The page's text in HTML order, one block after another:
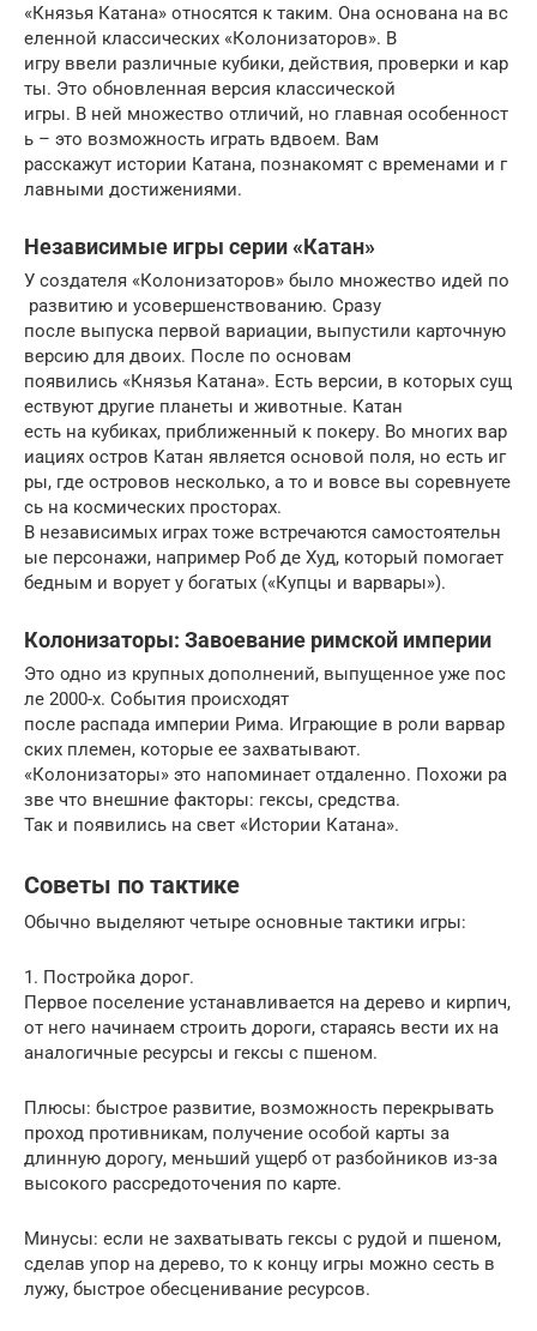
«Князья Катана» относятся к таким. Она основана на вс
еленной классических «Колонизаторов». В
игру ввели различные кубики, действия, проверки и кар
ты. Это обновленная версия классической
игры. В ней множество отличий, но главная особенност
ь – это возможность играть вдвоем. Вам
расскажут истории Катана, познакомят с временами и г
лавными достижениями.
Независимые игры серии «Катан»
У создателя «Колонизаторов» было множество идей по
развитию и усовершенствованию. Сразу
после выпуска первой вариации, выпустили карточную
версию для двоих. После по основам
появились «Князья Катана». Есть версии, в которых сущ
ествуют другие планеты и животные. Катан
есть на кубиках, приближенный к покеру. Во многих вар
иациях остров Катан является основой поля, но есть иг
ры, где островов несколько, а то и вовсе вы соревнуете
сь на космических просторах.
В независимых играх тоже встречаются самостоятельн
ые персонажи, например Роб де Худ, который помогает
бедным и ворует у богатых («Купцы и варвары»).
Колонизаторы: Завоевание римской империи
Это одно из крупных дополнений, выпущенное уже пос
ле 2000-х. События происходят
после распада империи Рима. Играющие в роли варвар
ских племен, которые ее захватывают.
«Колонизаторы» это напоминает отдаленно. Похожи ра
зве что внешние факторы: гексы, средства.
Так и появились на свет «Истории Катана».
Советы по тактике
Обычно выделяют четыре основные тактики игры:
1. Постройка дорог.
Первое поселение устанавливается на дерево и кирпич,
от него начинаем строить дороги, стараясь вести их на
аналогичные ресурсы и гексы с пшеном.
Плюсы: быстрое развитие, возможность перекрывать
проход противникам, получение особой карты за
длинную дорогу, меньший ущерб от разбойников из-за
высокого рассредоточения по карте.
Минусы: если не захватывать гексы с рудой и пшеном,
сделав упор на дерево, то к концу игры можно сесть в
лужу, быстрое обесценивание ресурсов.